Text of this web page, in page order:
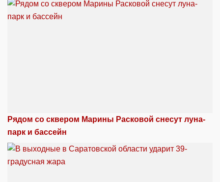
Рядом со сквером Марины Расковой снесут луна-
парк и бассейн